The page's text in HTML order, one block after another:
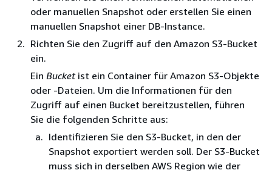
oder manuellen Snapshot oder erstellen Sie einen
manuellen Snapshot einer DB-Instance.
Richten Sie den Zugriff auf den Amazon S3-Bucket
ein.
Ein Bucketist ein Container für Amazon S3-Objekte
oder -Dateien. Um die Informationen für den
Zugriff auf einen Bucket bereitzustellen, führen
Sie die folgenden Schritte aus:
Identifizieren Sie den S3-Bucket, in den der
Snapshot exportiert werden soll. Der S3-Bucket
muss sich in derselben AWS Region wie der